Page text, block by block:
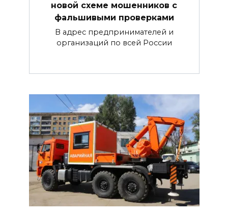
новой схеме мошенников с
фальшивыми проверками
В адрес предпринимателей и
организаций по всей России